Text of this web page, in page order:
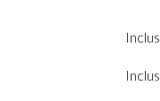
Inclus
Inclus